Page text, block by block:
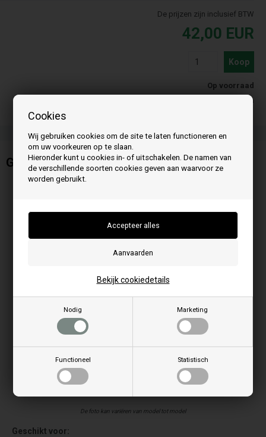
Cookies
Wij gebruiken cookies om de site te laten functioneren en
om uw voorkeuren op te slaan.
Hieronder kunt u cookies in- of uitschakelen. De namen van
de verschillende soorten cookies geven aan waarvoor ze
worden gebruikt.
Nodig Marketing
Functioneel Statistisch
Bekijk cookiedetails
De prijzen zijn inclusief BTW
42,00 EUR
Koop
Op voorraad
Leveringstijd 3-4 Dagen
Gloeibougie voor Opera
De foto kan variëren van model tot model
Geschikt voor: